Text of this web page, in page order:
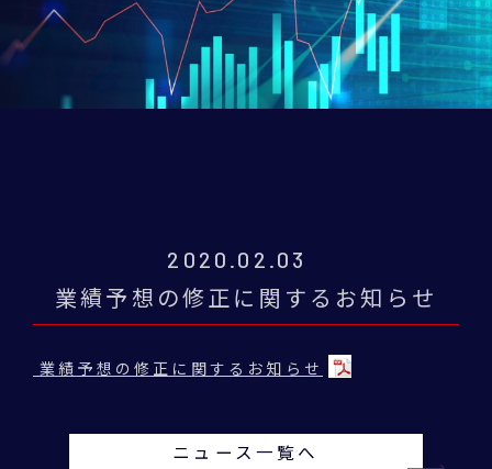
2020.02.03
業績予想の修正に関するお知らせ
業績予想の修正に関するお知らせ
ニュース一覧へ